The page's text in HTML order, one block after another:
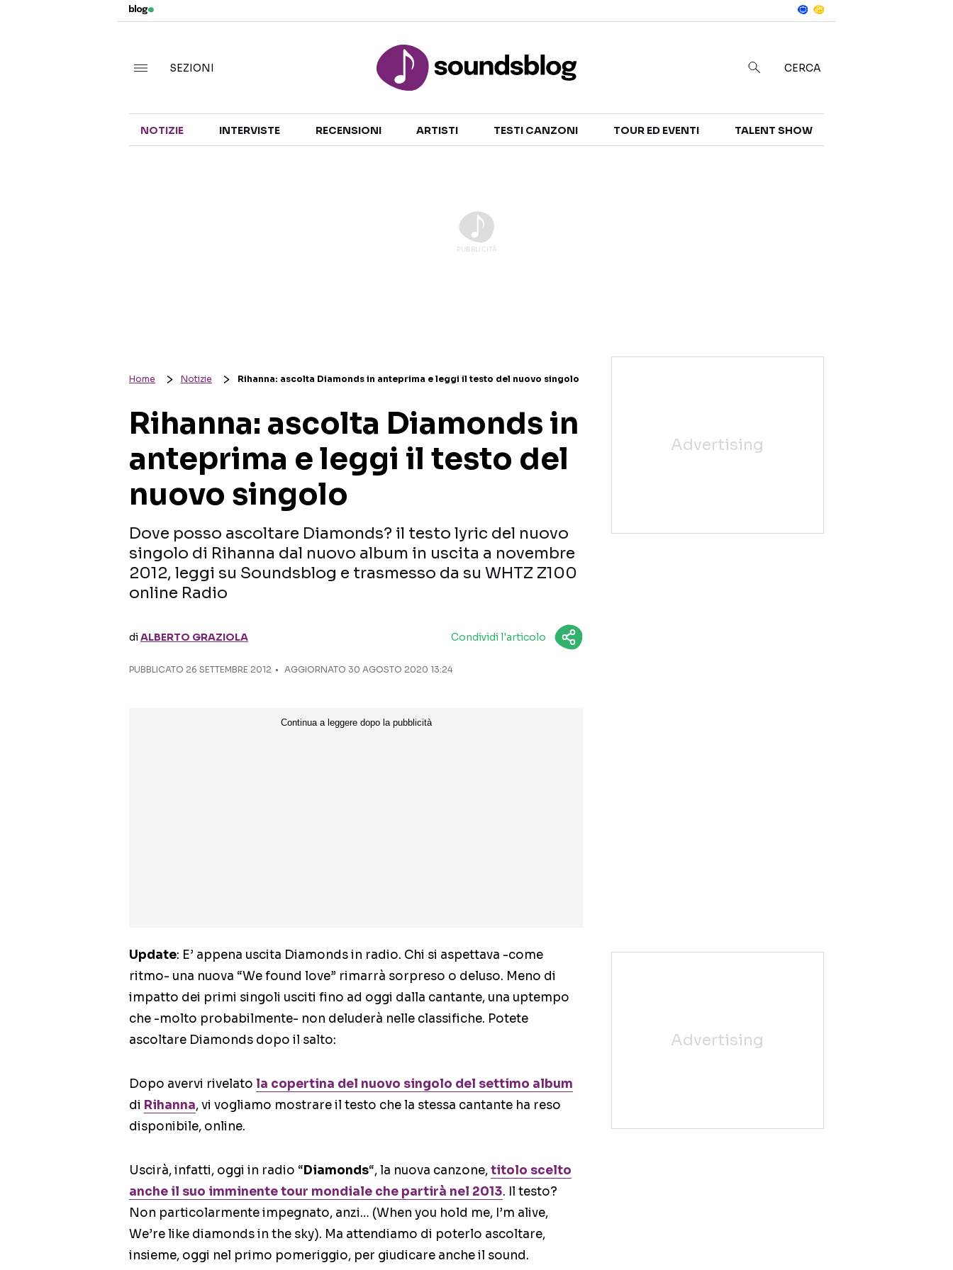
TALENT SHOW
SEZIONI CERCA
NOTIZIE INTERVISTE RECENSIONI ARTISTI TESTI CANZONI TOUR ED EVENTI TALENT SHOW
Home Notizie Rihanna: ascolta Diamonds in anteprima e leggi il testo del nuovo singolo
Rihanna: ascolta Diamonds in
anteprima e leggi il testo del
nuovo singolo
Dove posso ascoltare Diamonds? il testo lyric del nuovo
singolo di Rihanna dal nuovo album in uscita a novembre
2012, leggi su Soundsblog e trasmesso da su WHTZ Z100
online Radio
diALBERTO GRAZIOLA Condividi l'articolo
PUBBLICATO 26 SETTEMBRE 2012 AGGIORNATO 30 AGOSTO 2020 13:24
Update: E’ appena uscita Diamonds in radio. Chi si aspettava -come
ritmo- una nuova “We found love” rimarrà sorpreso o deluso. Meno di
impatto dei primi singoli usciti fino ad oggi dalla cantante, una uptempo
che -molto probabilmente- non deluderà nelle classifiche. Potete
ascoltare Diamonds dopo il salto:
Dopo avervi rivelato la copertina del nuovo singolo del settimo album
di Rihanna, vi vogliamo mostrare il testo che la stessa cantante ha reso
disponibile, online.
Uscirà, infatti, oggi in radio “Diamonds“, la nuova canzone,titolo scelto
anche il suo imminente tour mondiale che partirà nel 2013. Il testo?
Non particolarmente impegnato, anzi… (When you hold me, I’m alive,
We’re like diamonds in the sky). Ma attendiamo di poterlo ascoltare,
insieme, oggi nel primo pomeriggio, per giudicare anche il sound.